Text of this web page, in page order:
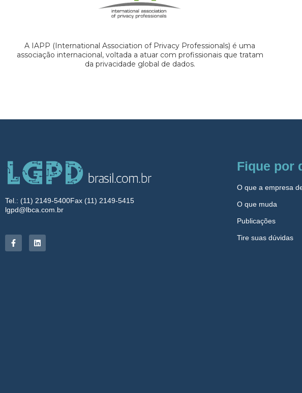
A IAPP (International Association of Privacy Professionals) é uma
associação internacional, voltada a atuar com profissionais que tratam
da privacidade global de dados.
Tel.: (11) 2149-5400Fax (11) 2149-5415
lgpd@lbca.com.br
Fique por
O que a empresa
O que muda
Publicações
Tire suas dúvidas